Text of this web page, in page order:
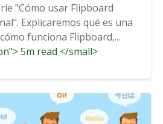
"Cómo usar Flipboard
Explicaremos qué es una
funciona Flipboard,...
5m read </small>